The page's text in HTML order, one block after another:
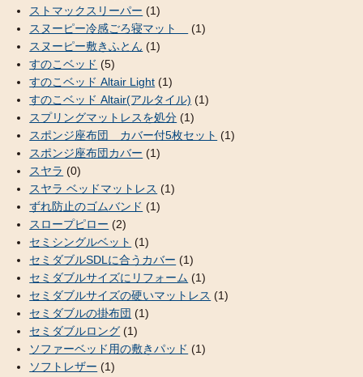
ストマックスリーパー (1)
スヌーピー冷感ごろ寝マット
(1)
スヌーピー敷きふとん (1)
すのこベッド (5)
すのこベッド Altair Light (1)
すのこベッド Altair(アルタイル) (1)
スプリングマットレスを処分 (1)
スポンジ座布団 カバー付5枚セット (1)
スポンジ座布団カバー (1)
スヤラ (0)
スヤラ ベッドマットレス (1)
ずれ防止のゴムバンド (1)
スロープピロー (2)
セミシングルベット (1)
セミダブルSDLに合うカバー (1)
セミダブルサイズにリフォーム (1)
セミダブルサイズの硬いマットレス (1)
セミダブルの掛布団 (1)
セミダブルロング (1)
ソファーベッド用の敷きパッド (1)
ソフトレザー (1)